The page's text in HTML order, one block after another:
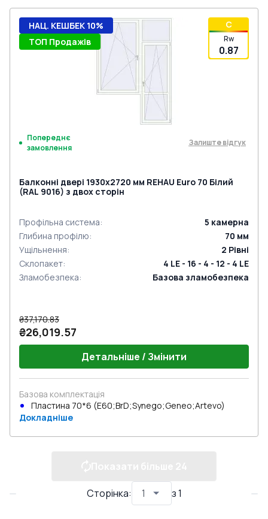
C
Rw
0.87
НАЦ. КЕШБЕК 10%
ТОП Продажів
Попереднє
замовлення
Залиште відгук
Балконні двері 1930x2720 мм REHAU Euro 70 Білий
(RAL 9016) з двох сторін
Профільна система: 5 камерна
Глибина профілю: 70 мм
Ущільнення: 2 Рівні
Склопакет:
4 LE - 16 - 4 - 12 - 4 LE
Зламобезпека: Базова зламобезпека
₴37,170.83
₴26,019.57
Детальніше / Змінити
Базова комплектація
Пластина 70*6 (E60;BrD;Synego;Geneo;Artevo)
Докладніше
Сторінка: з1